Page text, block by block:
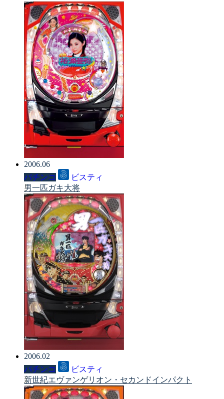
2006.06
パチンコ
ビスティ
男一匹ガキ大将
2006.02
パチンコ
ビスティ
新世紀エヴァンゲリオン・セカンドインパクト